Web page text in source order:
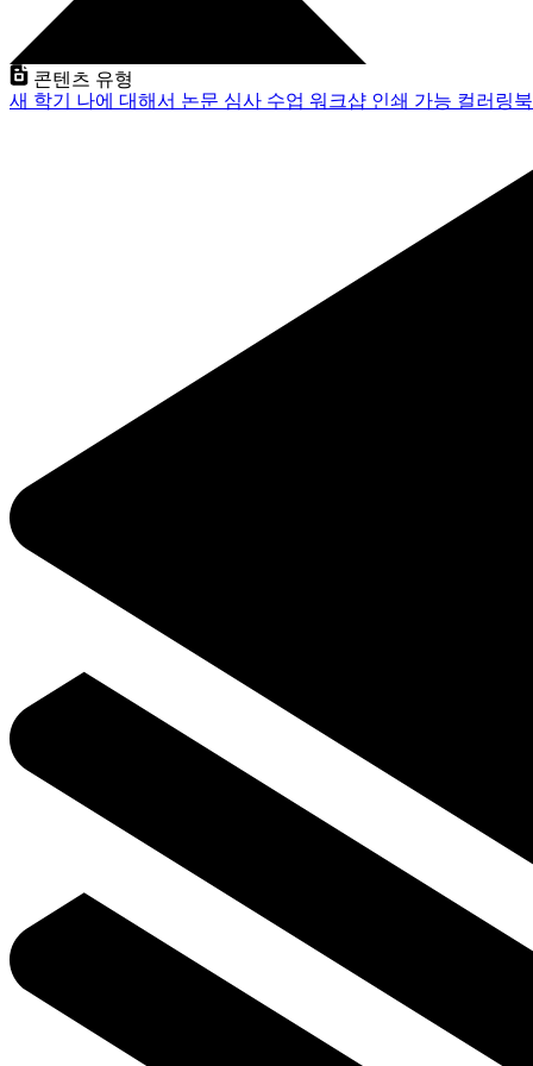
콘텐츠 유형
새 학기 나에 대해서 논문 심사 수업 워크샵 인쇄 가능 컬러링북